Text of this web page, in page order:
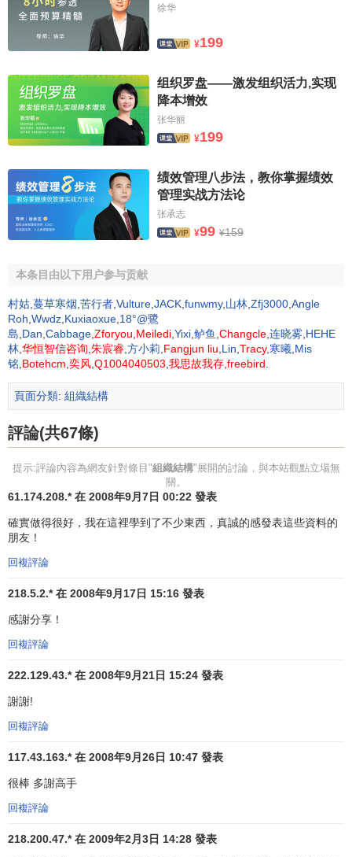
類。
首先，是產生成果的活動。即產生與整個
生收益，其他一些則貢獻出可以衡量的成果。主要如創新活
動、銷售活動、人員的招募與培訓以及
第二類活動是支持性活動。這些活動本身並不產生成
生成果。如“道德”活動、咨詢、教育及顧問等等。
第三類活動是同企業成果沒有直接或間接關係的純粹的
輔助性活動。如保健和廠務活動等。
動。
為什麼要對活動進行分類呢？這一問題的答案是：需要
以不同的方式來對待在貢獻上各不相同的活動。各種活動的
貢獻，決定了它們的地位和配置：關鍵活動絕不應該排在非
關鍵活動之後；產生收益的活動絕不應該排在不產生收益的
活動之後；支持性活動絕不應該同產生收益的活動和為成果
做出貢獻的活動混淆起來，而應該予以區分。
如何把結構單位“配置”起來？
要把構成組織的各種結構單位“配置”起來，搭建起一個組
織架構 ，還需要另外兩項工作：決策分析
關於決策分析。取得實現目標所必須的績效，需要一些
什麼決策呢？它們是一些什麼類型的決策呢？它們應該在組
織的哪一層次上做出呢？它們涉及或影響到哪些活動呢？哪
述這些問題的答案，在很大程度上決定著某種工作應該歸屬
在哪裡。
在設計組織的基本構成單位的過程中，最後一個步驟是
關係分析。關係分析能夠表明組織的某一項構成要素應該歸
作，他必須對負責其他活動的管理人員做出什麼貢獻，而那
些管理人員又應該對他做出哪些貢獻？
在組織結構
是使影響它的各種關係儘可能少。同時，這項活動應該放在
應該相對簡單、易於接近併成為該單位的中心。規則是：使
徐华
¥199
组织罗盘——激发组织活力,实现
降本增效
张华丽
¥199
绩效管理八步法，教你掌握绩效
管理实战方法论
张承志
¥99 ¥159
本条目由以下用户参与贡献
村姑 蔓草寒烟 苦行者 Vulture JACK funwmy, 山林 Zfj3000 Angle
Roh Wwdz Kuxiaoxue 18°@鷺
島 Dan Cabbage Zforyou Meiledi Yixi 鲈鱼 Changcle 连晓雾 HEHE
林 华恒智信咨询 朱宸睿 方小莉 Fangjun liu Lin Tracy, 寒曦 Mis
铭 Botehcm 奕风 Q1004040503 我思故我存 freebird
頁面分類: 組織結構
評論(共67條)
提示:評論內容為網友針對條目"組織結構"展開的討論，與本站觀點立場無
關。
61.174.208.* 在 2008年9月7日 00:22 發表
確實做得很好，我在這裡學到了不少東西，真誠的感發表這些資料的
朋友！
回複評論
218.5.2.* 在 2008年9月17日 15:16 發表
感謝分享！
回複評論
222.129.43.* 在 2008年9月21日 15:24 發表
謝謝!
回複評論
117.43.163.* 在 2008年9月26日 10:47 發表
很棒 多謝高手
回複評論
218.200.47.* 在 2009年2月3日 14:28 發表